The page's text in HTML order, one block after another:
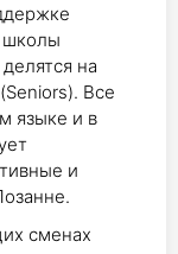
школы
на
Все
языке и в
и
сменах